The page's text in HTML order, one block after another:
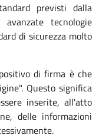
previsti dalla
tecnologie
di sicurezza molto
di firma è che
Questo significa
inserite, all'atto
delle informazioni